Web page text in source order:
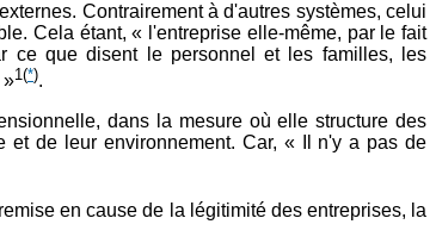
Contrairement à d'autres systèmes, celui
Cela étant, « l'entreprise elle-même, par le fait
ce que disent le personnel et les familles, les
»1(*).
dans la mesure où elle structure des
et de leur environnement. Car, « Il n'y a pas de
en cause de la légitimité des entreprises, la